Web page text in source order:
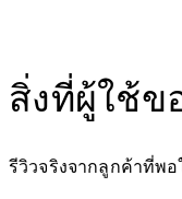
สิ่งที่ผู้ใช้ข
รีวิวจริงจากลูกค้าที่พอ